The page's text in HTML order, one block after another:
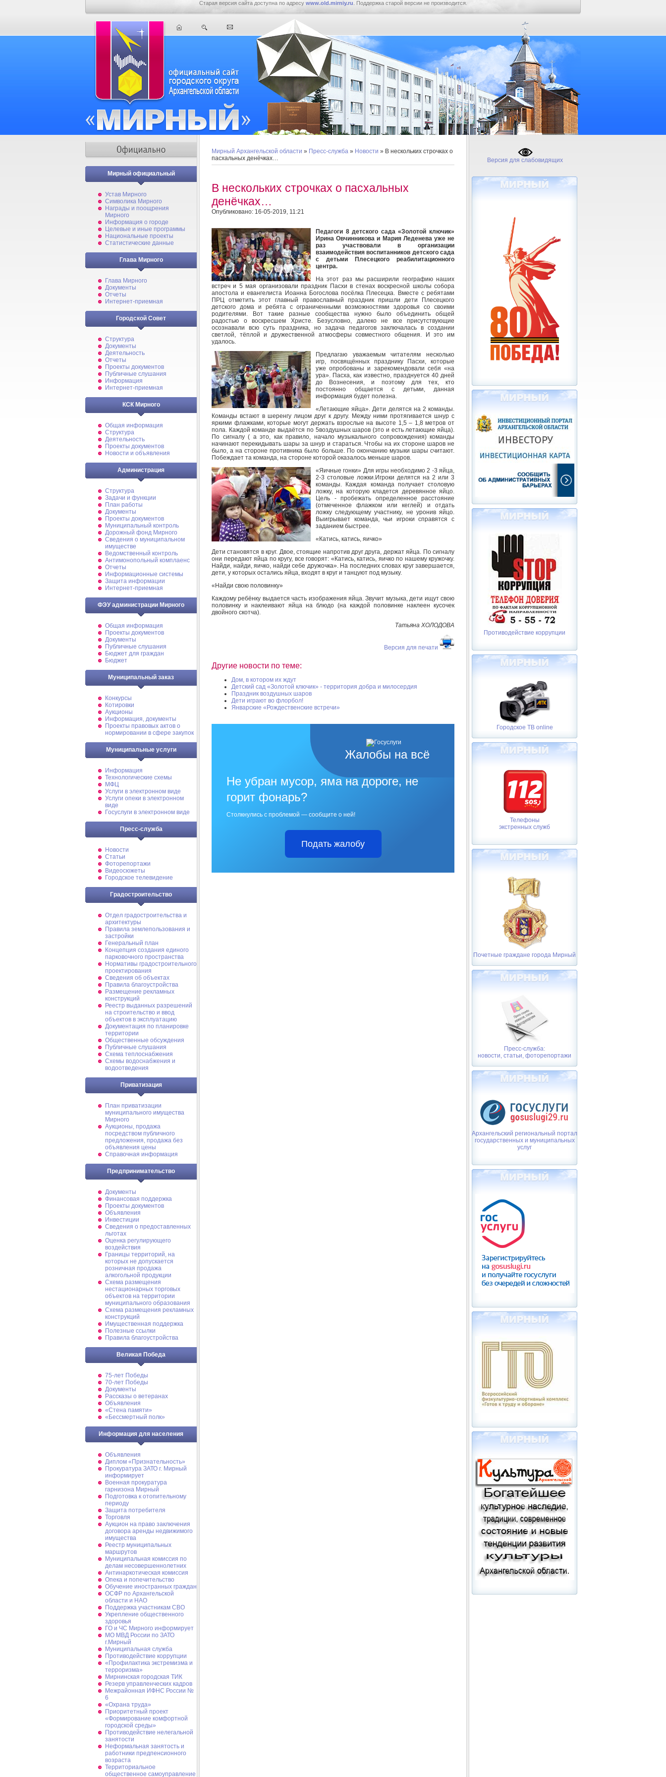
Старая версия сайта доступна по адресу www.old.mirniy.ru . Поддержка старой версии не производится.
Мирный официальный
Устав Мирного
Символика Мирного
Награды и поощрения
Мирного
Информация о городе
Целевые и иные программы
Национальные проекты
Статистические данные
Глава Мирного
Глава Мирного
Документы
Отчеты
Интернет-приемная
Городской Совет
Структура
Документы
Деятельность
Отчеты
Проекты документов
Публичные слушания
Информация
Интернет-приемная
КСК Мирного
Общая информация
Структура
Деятельность
Проекты документов
Новости и объявления
Администрация
Структура
Задачи и функции
План работы
Документы
Проекты документов
Муниципальный контроль
Дорожный фонд Мирного
Cведения о муниципальном
имуществе
Ведомственный контроль
Антимонопольный комплаенс
Отчеты
Информационные системы
Защита информации
Интернет-приемная
ФЭУ администрации Мирного
Общая информация
Проекты документов
Документы
Публичные слушания
Бюджет для граждан
Бюджет
Муниципальный заказ
Конкурсы
Котировки
Аукционы
Информация, документы
Проекты правовых актов о
нормировании в сфере закупок
Муниципальные услуги
Информация
Технологические схемы
МФЦ
Услуги в электронном виде
Услуги опеки в электронном
виде
Госуслуги в электронном виде
Пресс-служба
Новости
Статьи
Фоторепортажи
Видеосюжеты
Городское телевидение
Градостроительство
Отдел градостроительства и
архитектуры
Правила землепользования и
застройки
Генеральный план
Концепция создания единого
парковочного пространства
Нормативы градостроительного
проектирования
Сведения об объектах
Правила благоустройства
Размещение рекламных
конструкций
Реестр выданных разрешений
на строительство и ввод
объектов в эксплуатацию
Документация по планировке
территории
Общественные обсуждения
Публичные слушания
Схема теплоснабжения
Схемы водоснабжения и
водоотведения
Приватизация
План приватизации
муниципального имущества
Мирного
Аукционы, продажа
посредством публичного
предложения, продажа без
объявления цены
Справочная информация
Предпринимательство
Документы
Финансовая поддержка
Проекты документов
Объявления
Инвестиции
Сведения о предоставленных
льготах
Оценка регулирующего
воздействия
Границы территорий, на
которых не допускается
розничная продажа
алкогольной продукции
Схема размещения
нестационарных торговых
объектов на территории
муниципального образования
Схема размещения рекламных
конструкций
Имущественная поддержка
Полезные ссылки
Правила благоустройства
Великая Победа
75-лет Победы
70-лет Победы
Документы
Рассказы о ветеранах
Объявления
«Стена памяти»
«Бессмертный полк»
Информация для населения
Объявления
Диплом «Признательность»
Прокуратура ЗАТО г. Мирный
информирует
Военная прокуратура
гарнизона Мирный
Подготовка к отопительному
периоду
Защита потребителя
Торговля
Аукцион на право заключения
договора аренды недвижимого
имущества
Реестр муниципальных
маршрутов
Муниципальная комиссия по
делам несовершеннолетних
Антинаркотическая комиссия
Опека и попечительство
Обучение иностранных граждан
ОСФР по Архангельской
области и НАО
Поддержка участникам СВО
Укрепление общественного
здоровья
ГО и ЧС Мирного информирует
МО МВД России по ЗАТО
г.Мирный
Муниципальная cлужба
Противодействие коррупции
«Профилактика экстремизма и
терроризма»
Мирнинская городская ТИК
Резерв управленческих кадров
Межрайонная ИФНС России №
6
«Охрана труда»
Приоритетный проект
«Формирование комфортной
городской среды»
Противодействие нелегальной
занятости
Неформальная занятость и
работники предпенсионного
возраста
Территориальное
общественное самоуправление
Мирный Архангельской области » Пресс-служба » Новости » В нескольких строчках о
пасхальных денёчках…
В нескольких строчках о пасхальных
денёчках…
Опубликовано: 16-05-2019, 11:21
Педагоги 8 детского сада «Золотой ключик»
Ирина Овчинникова и Мария Леденева уже не
раз участвовали в организации
взаимодействия воспитанников детского сада
с детьми Плесецкого реабилитационного
центра.
На этот раз мы расширили географию наших
встреч и 5 мая организовали праздник Пасхи в стенах воскресной школы собора
апостола и евангелиста Иоанна Богослова посёлка Плесецка. Вместе с ребятами
ПРЦ отметить этот главный православный праздник пришли дети Плесецкого
детского дома и ребята с ограниченными возможностями здоровья со своими
родителями. Вот такие разные сообщества нужно было объединить общей
радостью о воскресшем Христе. Безусловно, далеко не все присутствующие
осознавали всю суть праздника, но задача педагогов заключалась в создании
светлой, тёплой и дружественной атмосферы совместного общения. И это им
удалось.
Предлагаю уважаемым читателям несколько
игр, посвящённых празднику Пасхи, которые
уже опробованы и зарекомендовали себя «на
ура». Пасха, как известно, празднуется 40 дней
до Вознесения, и поэтому для тех, кто
постоянно общается с детьми, данная
информация будет полезна.
«Летающие яйца». Дети делятся на 2 команды.
Команды встают в шеренгу лицом друг к другу. Между ними протягивается шнур с
яркими флажками, которые могут держать взрослые на высоте 1,5 – 1,8 метров от
пола. Каждой команде выдаётся по 5воздушных шаров (это и есть летающие яйца).
По сигналу ( а это, как правило, начало музыкального сопровождения) команды
начинают перекидывать шары за шнур и стараться. Чтобы на их стороне шаров не
было, а на стороне противника было больше. По окончанию музыки шары считают.
Побеждает та команда, на стороне которой оказалось меньше шаров.
«Яичные гонки» Для игры необходимо 2 -3 яйца,
2-3 столовые ложки.Игроки делятся на 2 или 3
команды. Каждая команда получает столовую
ложку, на которую кладется деревянное яйцо.
Цель - пробежать определенное расстояние
(отмеченное флажком или кеглей) и отдать
ложку следующему участнику, не уронив яйцо.
Выигрывает команда, чьи игроки справятся с
заданием быстрее.
«Катись, катись, яичко»
Дети становятся в круг. Двое, стоящие напротив друг друга, держат яйца. По сигналу
они передают яйца по кругу, все говорят: «Катись, катись, яичко по нашему кружочку.
Найди, найди, яичко, найди себе дружочка». На последних словах круг завершается,
дети, у которых остались яйца, входят в круг и танцуют под музыку.
«Найди свою половинку»
Каждому ребёнку выдается часть изображения яйца. Звучит музыка, дети ищут свою
половинку и наклеивают яйца на блюдо (на каждой половинке наклеен кусочек
двойного скотча).
Татьяна ХОЛОДОВА
Версия для печати
Другие новости по теме:
Дом, в котором их ждут
Детский сад «Золотой ключик» - территория добра и милосердия
Праздник воздушных шаров
Дети играют во флорбол!
Январские «Рождественские встречи»
Жалобы на всё
Не убран мусор, яма на дороге, не
горит фонарь?
Столкнулись с проблемой — сообщите о ней!
Подать жалобу
Версия для слабовидящих
Противодействие коррупции
Городское ТВ online
Телефоны
экстренных служб
Почетные граждане города Мирный
Пресс-служба:
новости, статьи, фоторепортажи
Архангельский региональный портал
государственных и муниципальных
услуг